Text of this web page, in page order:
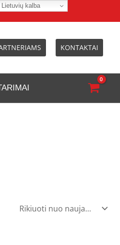
KONTAKTAI
Lietuvių kalba